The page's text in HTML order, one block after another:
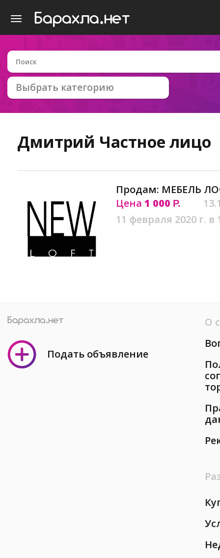
Выбрать категорию
Дмитрий Частное лицо
Продам: МЕБЕЛЬ
Цена 1 000 Р.
11 февраля 2020 г. в
Подать объявление
О